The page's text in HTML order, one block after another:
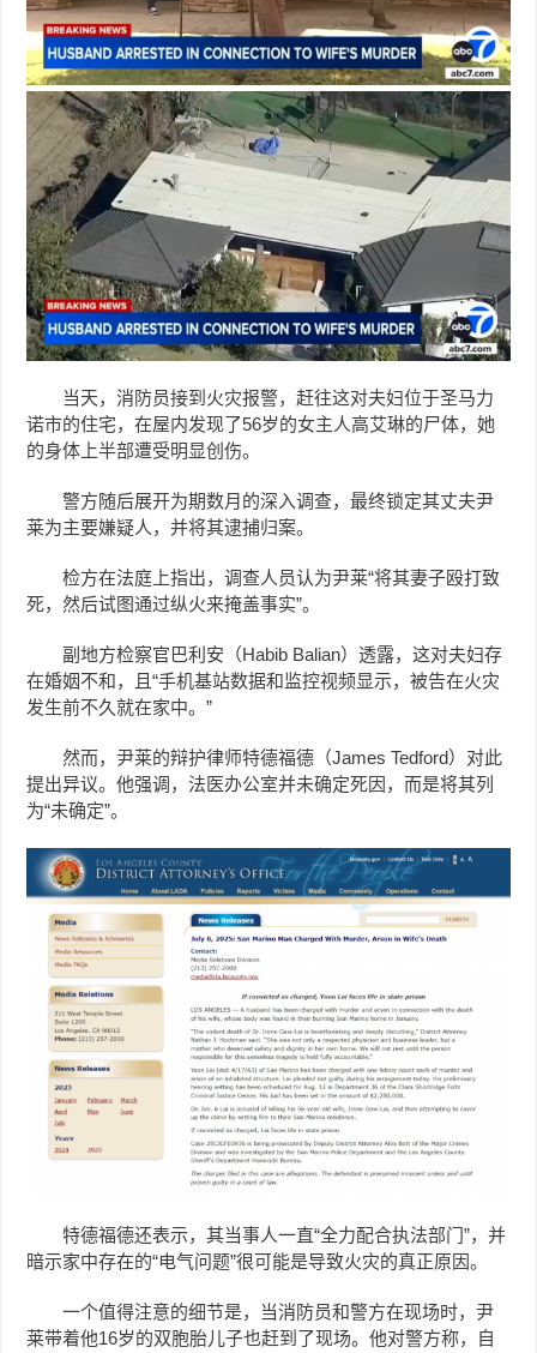
当天，消防员接到火灾报警，赶往这对夫妇位于圣马力
诺市的住宅，在屋内发现了56岁的女主人高艾琳的尸体，她
的身体上半部遭受明显创伤。
警方随后展开为期数月的深入调查，最终锁定其丈夫尹
莱为主要嫌疑人，并将其逮捕归案。
检方在法庭上指出，调查人员认为尹莱“将其妻子殴打致
死，然后试图通过纵火来掩盖事实”。
副地方检察官巴利安（Habib Balian）透露，这对夫妇存
在婚姻不和，且“手机基站数据和监控视频显示，被告在火灾
发生前不久就在家中。”
然而，尹莱的辩护律师特德福德（James Tedford）对此
提出异议。他强调，法医办公室并未确定死因，而是将其列
为“未确定”。
特德福德还表示，其当事人一直“全力配合执法部门”，并
暗示家中存在的“电气问题”很可能是导致火灾的真正原因。
一个值得注意的细节是，当消防员和警方在现场时，尹
莱带着他16岁的双胞胎儿子也赶到了现场。他对警方称，自